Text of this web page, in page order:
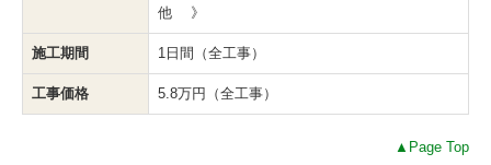
他 》
施工期間 1日間（全工事）
工事価格 5.8万円（全工事）
▲Page Top